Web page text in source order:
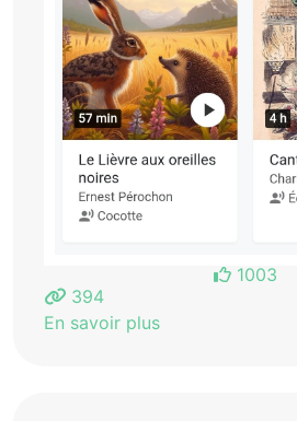
1003
394
En savoir plus